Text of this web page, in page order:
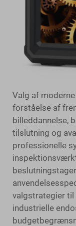
Valg af
forståelse af
billeddannelse,
tilslutning og
professionelle
valgstrategier til
industrielle